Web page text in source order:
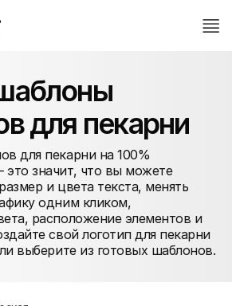
для пекарни
для пекарни на 100%
значит, что вы можете
и цвета текста, менять
одним кликом,
расположение элементов и
свой логотип для пекарни
выберите из готовых шаблонов.